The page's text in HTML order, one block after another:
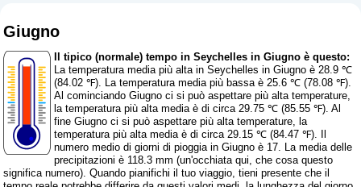
Giugno
Il tipico (normale) tempo in Seychelles in Giugno è questo:
La temperatura media più alta in Seychelles in Giugno è 28.9 ℃
(84.02 ℉). La temperatura media più bassa è 25.6 ℃ (78.08 ℉).
Al cominciando Giugno ci si può aspettare più alta temperature,
la temperatura più alta media è di circa 29.75 ℃ (85.55 ℉). Al
fine Giugno ci si può aspettare più alta temperature, la
temperatura più alta media è di circa 29.15 ℃ (84.47 ℉). Il
numero medio di giorni di pioggia in Giugno è 17. La media delle
precipitazioni è 118.3 mm (un'occhiata qui, che cosa questo
significa numero). Quando pianifichi il tuo viaggio, tieni presente che il